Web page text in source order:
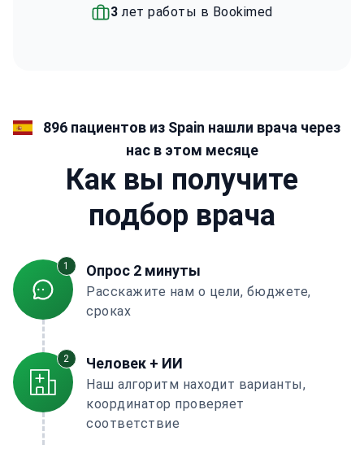
3 лет работы в Bookimed
896 пациентов из Spain нашли врача через
нас в этом месяце
Как вы получите
подбор врача
1 Опрос 2 минуты
Расскажите нам о цели, бюджете,
сроках
2 Человек + ИИ
Наш алгоритм находит варианты,
координатор проверяет
соответствие